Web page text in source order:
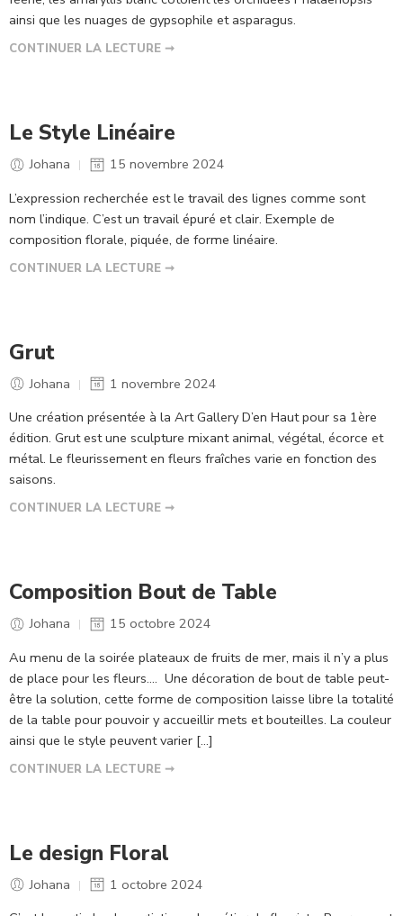
ainsi que les nuages de gypsophile et asparagus.
CONTINUER LA LECTURE ➞
Le Style Linéaire
Johana
15 novembre 2024
L’expression recherchée est le travail des lignes comme sont
nom l’indique. C’est un travail épuré et clair. Exemple de
composition florale, piquée, de forme linéaire.
CONTINUER LA LECTURE ➞
Grut
Johana
1 novembre 2024
Une création présentée à la Art Gallery D’en Haut pour sa 1ère
édition. Grut est une sculpture mixant animal, végétal, écorce et
métal. Le fleurissement en fleurs fraîches varie en fonction des
saisons.
CONTINUER LA LECTURE ➞
Composition Bout de Table
Johana
15 octobre 2024
Au menu de la soirée plateaux de fruits de mer, mais il n’y a plus
de place pour les fleurs…. Une décoration de bout de table peut-
être la solution, cette forme de composition laisse libre la totalité
de la table pour pouvoir y accueillir mets et bouteilles. La couleur
ainsi que le style peuvent varier […]
CONTINUER LA LECTURE ➞
Le design Floral
Johana
1 octobre 2024